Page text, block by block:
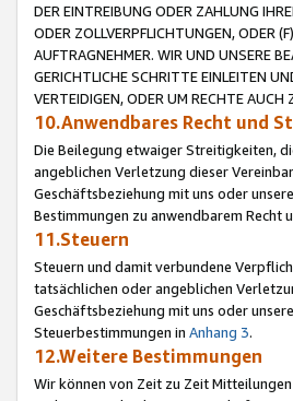
DER EINTREIBUNG ODER ZAHLUNG
ODER ZOLLVERPFLICHTUNGEN, ODER
AUFTRAGNEHMER. WIR UND UNSERE
GERICHTLICHE SCHRITTE EINLEITEN
VERTEIDIGEN, ODER UM RECHTE
10.Anwendbares Recht und
Die Beilegung etwaiger Streitigkeiten,
angeblichen Verletzung dieser
Geschäftsbeziehung mit uns oder
Bestimmungen zu anwendbarem Recht
11.Steuern
Steuern und damit verbundene
tatsächlichen oder angeblichen
Geschäftsbeziehung mit uns oder
Steuerbestimmungen in Anhang 3.
12.Weitere Bestimmungen
Wir können von Zeit zu Zeit